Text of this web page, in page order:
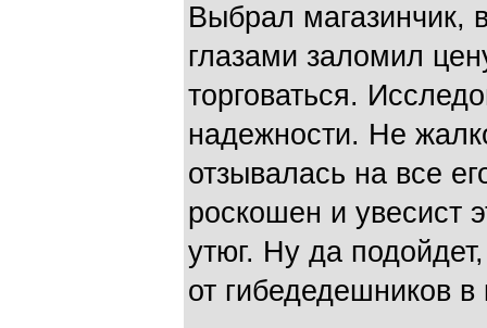
Выбрал магазинчик,
глазами заломил
торговаться.
надежности. Не
отзывалась на все
роскошен и увесист
утюг. Ну да
от гибедедешников в